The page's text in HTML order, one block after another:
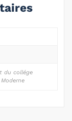
du collége